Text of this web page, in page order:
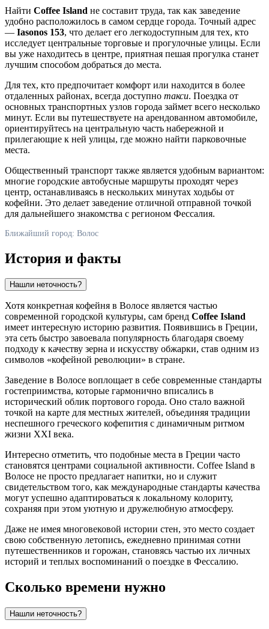
Найти Coffee Island не составит труда, так как заведение
удобно расположилось в самом сердце города. Точный адрес
— Iasonos 153, что делает его легкодоступным для тех, кто
исследует центральные торговые и прогулочные улицы. Если
вы уже находитесь в центре, приятная пешая прогулка станет
лучшим способом добраться до места.
Для тех, кто предпочитает комфорт или находится в более
отдаленных районах, всегда доступно такси. Поездка от
основных транспортных узлов города займет всего несколько
минут. Если вы путешествуете на арендованном автомобиле,
ориентируйтесь на центральную часть набережной и
прилегающие к ней улицы, где можно найти парковочные
места.
Общественный транспорт также является удобным вариантом:
многие городские автобусные маршруты проходят через
центр, останавливаясь в нескольких минутах ходьбы от
кофейни. Это делает заведение отличной отправной точкой
для дальнейшего знакомства с регионом Фессалия.
Ближайший город: Волос
История и факты
Нашли неточность?
Хотя конкретная кофейня в Волосе является частью
современной городской культуры, сам бренд Coffee Island
имеет интересную историю развития. Появившись в Греции,
эта сеть быстро завоевала популярность благодаря своему
подходу к качеству зерна и искусству обжарки, став одним из
символов «кофейной революции» в стране.
Заведение в Волосе воплощает в себе современные стандарты
гостеприимства, которые гармонично вписались в
исторический облик портового города. Оно стало важной
точкой на карте для местных жителей, объединяя традиции
неспешного греческого кофепития с динамичным ритмом
жизни XXI века.
Интересно отметить, что подобные места в Греции часто
становятся центрами социальной активности. Coffee Island в
Волосе не просто предлагает напитки, но и служит
свидетельством того, как международные стандарты качества
могут успешно адаптироваться к локальному колориту,
сохраняя при этом уютную и дружелюбную атмосферу.
Даже не имея многовековой истории стен, это место создает
свою собственную летопись, ежедневно принимая сотни
путешественников и горожан, становясь частью их личных
историй и теплых воспоминаний о поездке в Фессалию.
Сколько времени нужно
Нашли неточность?